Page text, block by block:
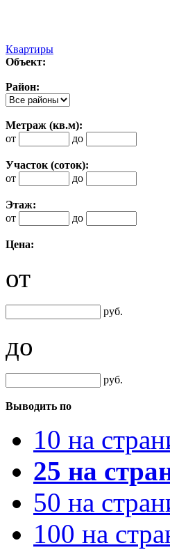
Квартиры
Объект:
Район:
Метраж (кв.м):
от
до
Участок (соток):
от
до
Этаж:
от
до
Цена:
от
руб.
до
руб.
Выводить по
10 на
25 на
50 на
100 на